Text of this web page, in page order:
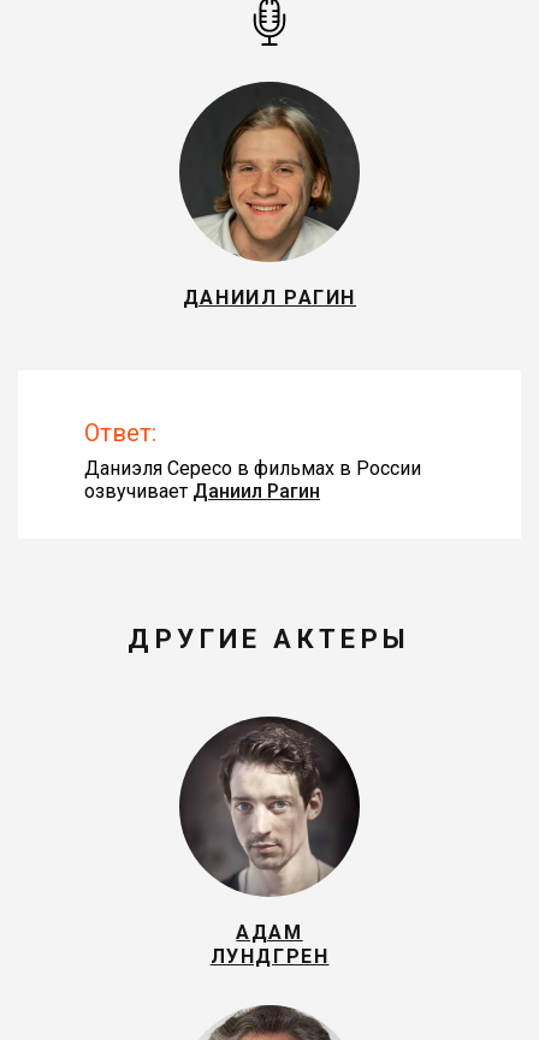
ДАНИИЛ РАГИН
Ответ:
Даниэля Сересо в фильмах в России
озвучивает Даниил Рагин
ДРУГИЕ АКТЕРЫ
АДАМ
ЛУНДГРЕН